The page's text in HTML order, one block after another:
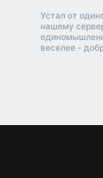
Устал от
нашему
веселее -